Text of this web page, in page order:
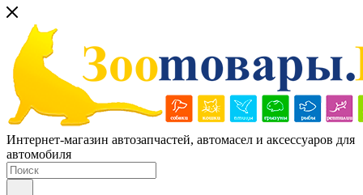
Интернет-магазин автозапчастей, автомасел и аксессуаров для
автомобиля